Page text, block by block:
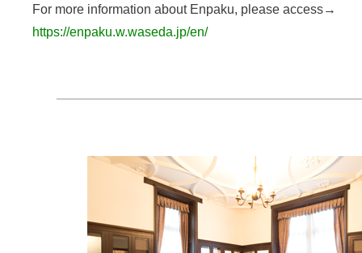
For more information about Enpaku, please access→
https://enpaku.w.waseda.jp/en/